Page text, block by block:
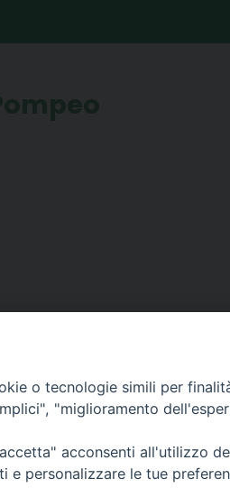
piazza Giano Parrasio, 16
87100 Cosenza
o tecnologie simili per
"miglioramento
acconsenti all'utilizzo
e personalizzare le tue